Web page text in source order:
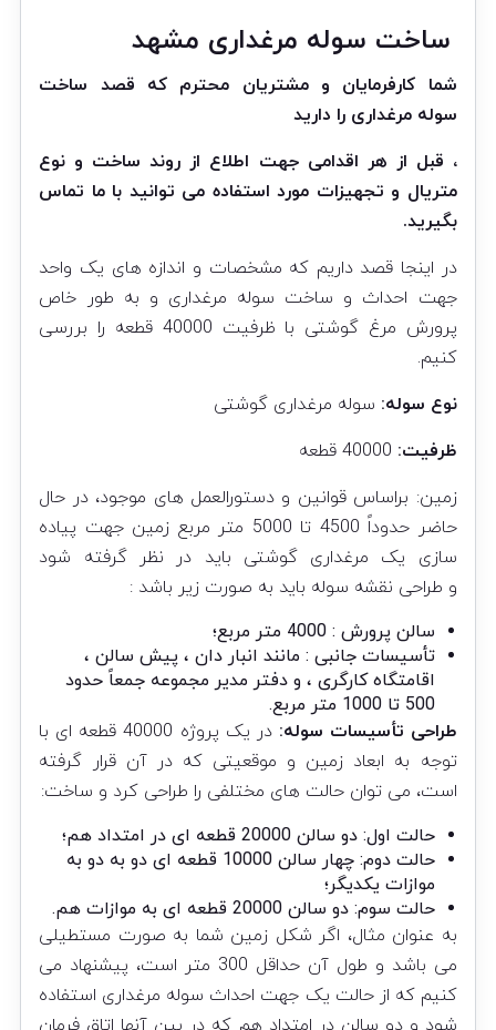
ساخت سوله مرغداری مشهد
شما کارفرمایان و مشتریان محترم که قصد ساخت
سوله مرغداری را دارید
، قبل از هر اقدامی جهت اطلاع از روند ساخت و نوع
متریال و تجهیزات مورد استفاده می توانید با ما تماس
بگیرید.
در اینجا قصد داریم که مشخصات و اندازه های یک واحد
جهت احداث و ساخت سوله مرغداری و به طور خاص
پرورش مرغ گوشتی با ظرفیت 40000 قطعه را بررسی
کنیم.
نوع سوله: سوله مرغداری گوشتی
ظرفیت:
زمین: براساس قوانین و دستورالعمل های موجود، در حال
حاضر حدوداً 4500 تا 5000 متر مربع زمین جهت پیاده
سازی یک مرغداری گوشتی باید در نظر گرفته شود
و طراحی نقشه سوله باید به صورت زیر باشد :
سالن پرورش : 4000 متر مربع؛
تأسیسات جانبی : مانند انبار دان ، پیش سالن ،
اقامتگاه کارگری ، و دفتر مدیر مجموعه جمعاً حدود
500 تا 1000 متر مربع.
طراحی تأسیسات سوله:
در یک پروژه 40000 قطعه ای با
توجه به ابعاد زمین و موقعیتی که در آن قرار گرفته
است، می توان حالت های مختلفی را طراحی کرد و ساخت:
حالت اول: دو سالن 20000 قطعه ای در امتداد هم؛
حالت دوم: چهار سالن 10000 قطعه ای دو به دو به
موازات یکدیگر؛
حالت سوم: دو سالن 20000 قطعه ای به موازات هم.
به عنوان مثال، اگر شکل زمین شما به صورت مستطیلی
می باشد و طول آن حداقل 300 متر است، پیشنهاد می
کنیم که از حالت یک جهت احداث سوله مرغداری استفاده